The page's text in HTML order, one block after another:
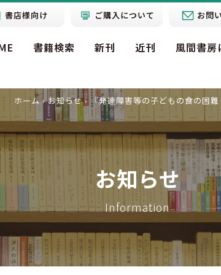
書店様向け ご購入について お問
書籍検索 新刊 近刊 風間書房
ホーム › お知らせ ›『発達障害等の子どもの食の困
お知らせ
Information